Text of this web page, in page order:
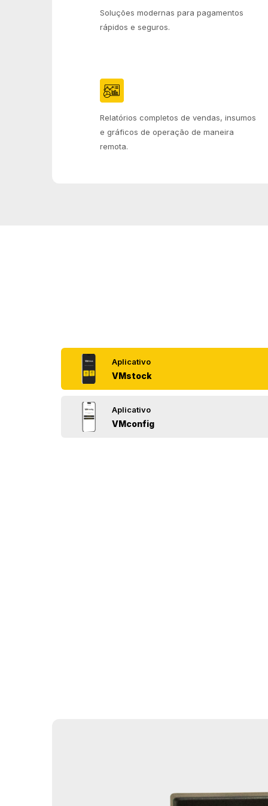
Soluções modernas para pagamentos
rápidos e seguros.
Relatórios completos de vendas, insumos
e gráficos de operação de maneira
remota.
Aplicativo
VMstock
Aplicativo
VMconfig